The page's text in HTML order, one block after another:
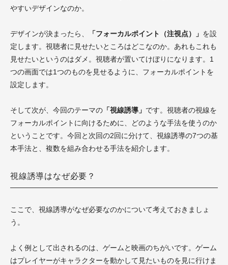
やすいデザインなのか。
デザインが決まったら、 「フォーカルポイント（注視点）」 を設
定します。視聴者に見せたいところはどこなのか。あれもこれも
見せたいというのはダメ。視聴者が置いてけぼりになります。1
つの画面では1つのものを見せるように、フォーカルポイントを
設定します。
そして次が、今回のテーマの 「視線誘導」 です。視聴者の視線を
フォーカルポイントに向けるために、どのような手法を使うのか
ということです。今回と次回の2回に分けて、視線誘導の7つの基
本手法と、複数を組み合わせる手法を紹介します。
視線誘導はなぜ必要？
ここで、視線誘導がなぜ必要なのかについて考えておきましょ
う。
よく例として出されるのは、ゲームと映画のちがいです。ゲーム
はプレイヤーがキャラクターを動かして見たいものを見に行けま